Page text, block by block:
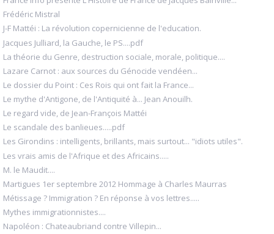
Frédéric Mistral
J-F Mattéi : La révolution copernicienne de l'education.
Jacques Julliard, la Gauche, le PS....pdf
La théorie du Genre, destruction sociale, morale, politique....
Lazare Carnot : aux sources du Génocide vendéen...
Le dossier du Point : Ces Rois qui ont fait la France...
Le mythe d'Antigone, de l'Antiquité à... Jean Anouilh.
Le regard vide, de Jean-François Mattéi
Le scandale des banlieues.....pdf
Les Girondins : intelligents, brillants, mais surtout... "idiots utiles".
Les vrais amis de l'Afrique et des Africains.....
M. le Maudit....
Martigues 1er septembre 2012 Hommage à Charles Maurras
Métissage ? Immigration ? En réponse à vos lettres.....
Mythes immigrationnistes....
Napoléon : Chateaubriand contre Villepin...